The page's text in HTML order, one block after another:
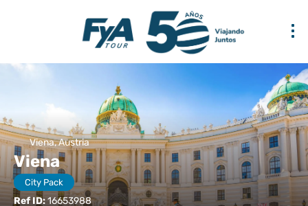
Viena, Austria
Viena
City Pack
Ref ID:16653988